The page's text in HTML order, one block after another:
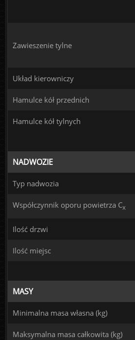
Zawieszenie tylne
Układ kierowniczy
Hamulce kół przednich
Hamulce kół tylnych
NADWOZIE
Typ nadwozia
Współczynnik oporu powietrza Cx
Ilość drzwi
Ilość miejsc
MASY
Minimalna masa własna (kg)
Maksymalna masa całkowita (kg)